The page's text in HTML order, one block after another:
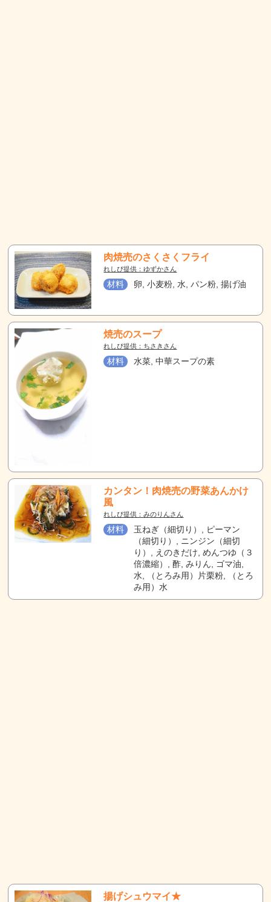
肉焼売のさくさくフライ
れしぴ提供：ゆずかさん
材料 卵, 小麦粉, 水, パン粉, 揚げ油
焼売のスープ
れしぴ提供：ちさきさん
材料 水菜, 中華スープの素
カンタン！肉焼売の野菜あんかけ
風
れしぴ提供：みのりんさん
材料
玉ねぎ（細切り）, ピーマン
（細切り）, ニンジン（細切
り）, えのきだけ, めんつゆ（３
倍濃縮）, 酢, みりん, ゴマ油,
水, （とろみ用）片栗粉, （とろ
み用）水
揚げシュウマイ★